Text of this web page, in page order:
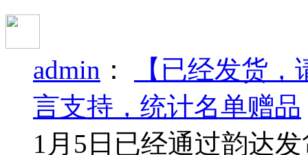
admin ：
【已经发货
言支持，统计名单赠品
1月5日已经通过韵达